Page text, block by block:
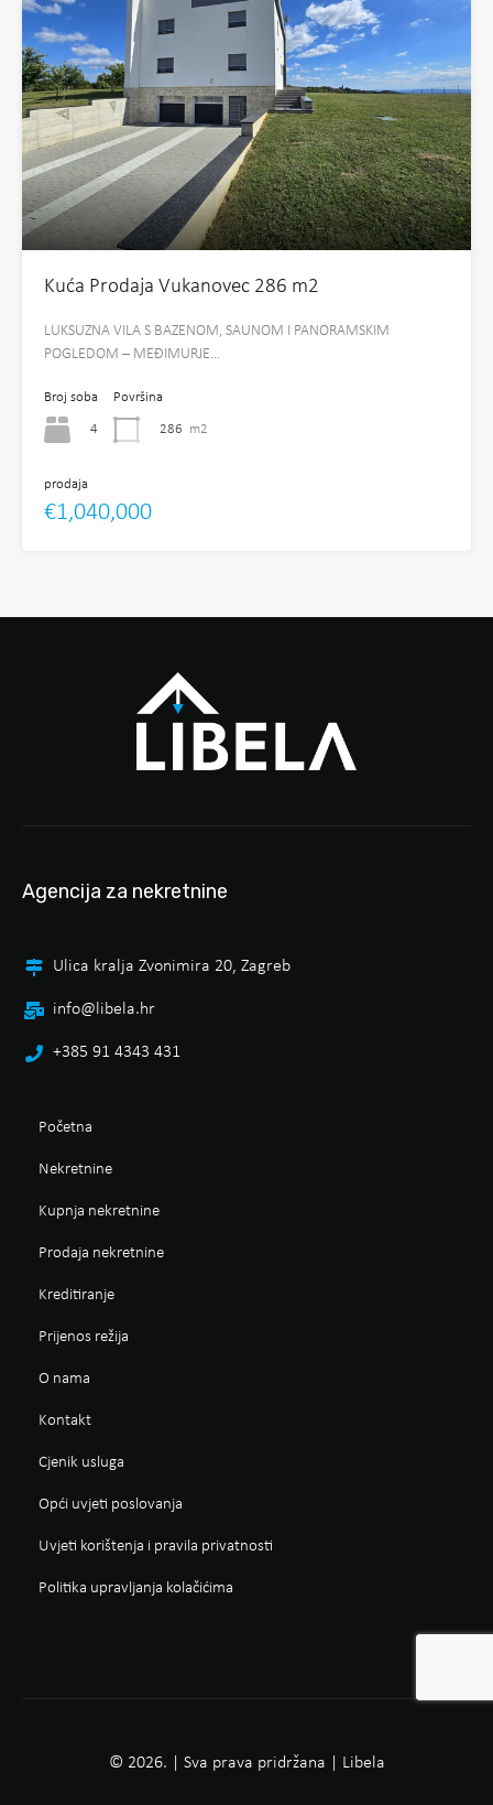
Kuća Prodaja Vukanovec 286 m2
LUKSUZNA VILA S BAZENOM, SAUNOM I PANORAMSKIM
POGLEDOM – MEĐIMURJE…
Broj soba
4
Površina
286 m2
prodaja
€1,040,000
Agencija za nekretnine
Ulica kralja Zvonimira 20, Zagreb
info@libela.hr
+385 91 4343 431
Početna
Nekretnine
Kupnja nekretnine
Prodaja nekretnine
Kreditiranje
Prijenos režija
O nama
Kontakt
Cjenik usluga
Opći uvjeti poslovanja
Uvjeti korištenja i pravila privatnosti
Politika upravljanja kolačićima
© 2026. | Sva prava pridržana | Libela